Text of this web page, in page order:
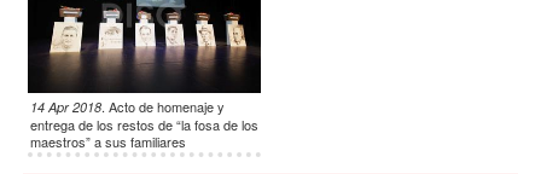
14 Apr 2018. Acto de homenaje y
entrega de los restos de “la fosa de los
maestros” a sus familiares